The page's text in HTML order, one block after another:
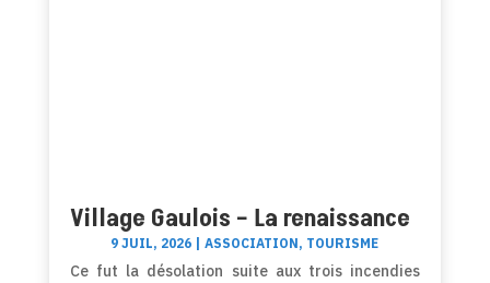
Village Gaulois – La renaissance
9 JUIL, 2026 |ASSOCIATION, TOURISME
Ce fut la désolation suite aux trois incendies